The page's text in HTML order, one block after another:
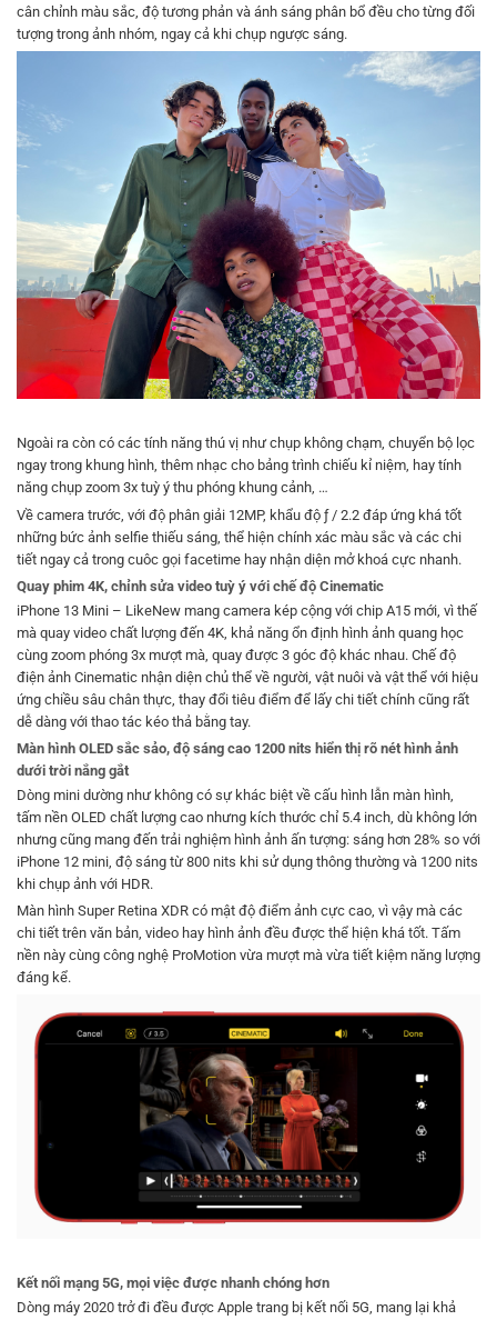
cân chỉnh màu sắc, độ tương phản và ánh sáng phân bổ đều cho từng đối
tượng trong ảnh nhóm, ngay cả khi chụp ngược sáng.
Ngoài ra còn có các tính năng thú vị như chụp không chạm, chuyển bộ lọc
ngay trong khung hình, thêm nhạc cho bảng trình chiếu kỉ niệm, hay tính
năng chụp zoom 3x tuỳ ý thu phóng khung cảnh, …
Về camera trước, với độ phân giải 12MP, khẩu độ ƒ / 2.2 đáp ứng khá tốt
những bức ảnh selfie thiếu sáng, thể hiện chính xác màu sắc và các chi
tiết ngay cả trong cuôc gọi facetime hay nhận diện mở khoá cực nhanh.
Quay phim 4K, chỉnh sửa video tuỳ ý với chế độ Cinematic
iPhone 13 Mini – LikeNew mang camera kép cộng với chip A15 mới, vì thế
mà quay video chất lượng đến 4K, khả năng ổn định hình ảnh quang học
cùng zoom phóng 3x mượt mà, quay được 3 góc độ khác nhau. Chế độ
điện ảnh Cinematic nhận diện chủ thể về người, vật nuôi và vật thể với hiệu
ứng chiều sâu chân thực, thay đổi tiêu điểm để lấy chi tiết chính cũng rất
dễ dàng với thao tác kéo thả bằng tay.
Màn hình OLED sắc sảo, độ sáng cao 1200 nits hiển thị rõ nét hình ảnh
dưới trời nắng gắt
Dòng mini dường như không có sự khác biệt về cấu hình lẫn màn hình,
tấm nền OLED chất lượng cao nhưng kích thước chỉ 5.4 inch, dù không lớn
nhưng cũng mang đến trải nghiệm hình ảnh ấn tượng: sáng hơn 28% so với
iPhone 12 mini, độ sáng từ 800 nits khi sử dụng thông thường và 1200 nits
khi chụp ảnh với HDR.
Màn hình Super Retina XDR có mật độ điểm ảnh cực cao, vì vậy mà các
chi tiết trên văn bản, video hay hình ảnh đều được thể hiện khá tốt. Tấm
nền này cùng công nghệ ProMotion vừa mượt mà vừa tiết kiệm năng lượng
đáng kể.
Kết nối mạng 5G, mọi việc được nhanh chóng hơn
Dòng máy 2020 trở đi đều được Apple trang bị kết nối 5G, mang lại khả